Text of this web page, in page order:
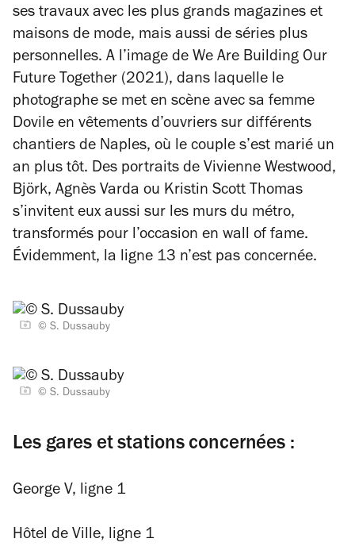
ses travaux avec les plus grands magazines et
maisons de mode, mais aussi de séries plus
personnelles. A l’image de We Are Building Our
Future Together (2021), dans laquelle le
photographe se met en scène avec sa femme
Dovile en vêtements d’ouvriers sur différents
chantiers de Naples, où le couple s’est marié un
an plus tôt. Des portraits de Vivienne Westwood,
Björk, Agnès Varda ou Kristin Scott Thomas
s’invitent eux aussi sur les murs du métro,
transformés pour l’occasion en wall of fame.
Évidemment, la ligne 13 n’est pas concernée.
© S. Dussauby
© S. Dussauby
Les gares et stations concernées :
George V, ligne 1
Hôtel de Ville, ligne 1